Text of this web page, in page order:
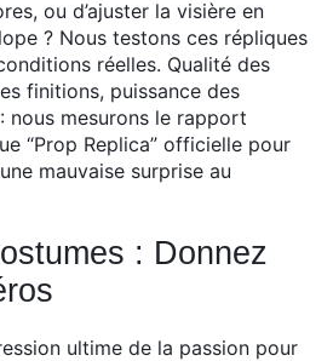
ou d’ajuster la visière en
? Nous testons ces répliques
réelles. Qualité des
finitions, puissance des
nous mesurons le rapport
“Prop Replica” officielle pour
mauvaise surprise au
: Donnez
ultime de la passion pour